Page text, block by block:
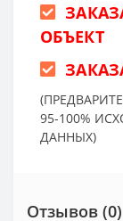
ОБЪЕКТ
95-100%
ДАННЫХ)
Отзывов (0)